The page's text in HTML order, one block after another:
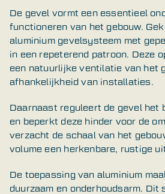
De gevel vormt een essentieel
functioneren van het gebouw.
aluminium gevelsysteem met
in een repeterend patroon. Deze
een natuurlijke ventilatie van het
afhankelijkheid van installaties.
Daarnaast reguleert de gevel het
en beperkt deze hinder voor de
verzacht de schaal van het
volume een herkenbare, rustige
De toepassing van aluminium
duurzaam en onderhoudsarm. Dit